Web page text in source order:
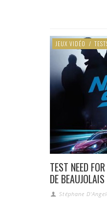
JEUX VIDÉO /
TEST NEED
DE
Stéphane